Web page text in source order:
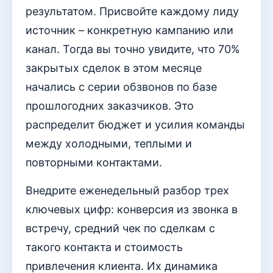
результатом. Присвойте каждому лиду
источник – конкретную кампанию или
канал. Тогда вы точно увидите, что 70%
закрытых сделок в этом месяце
начались с серии обзвонов по базе
прошлогодних заказчиков. Это
распределит бюджет и усилия команды
между холодными, теплыми и
повторными контактами.
Внедрите еженедельный разбор трех
ключевых цифр: конверсия из звонка в
встречу, средний чек по сделкам с
такого контакта и стоимость
привлечения клиента. Их динамика